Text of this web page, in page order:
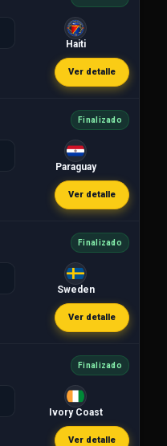
Haiti
Ver detalle
Finalizado
Paraguay
Ver detalle
Finalizado
Sweden
Ver detalle
Finalizado
Ivory Coast
Ver detalle